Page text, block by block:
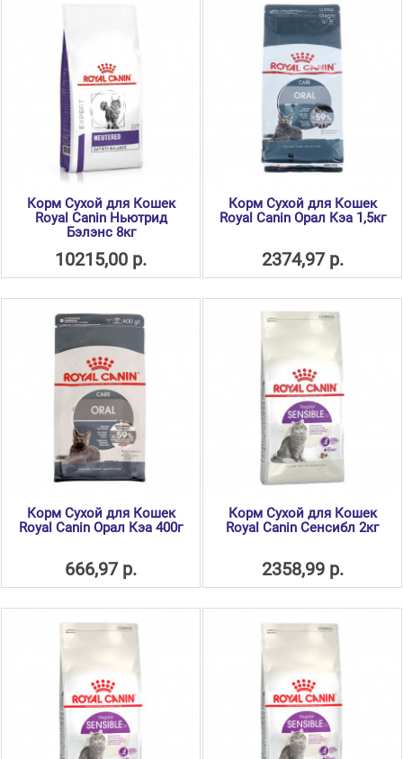
Корм Сухой для Кошек
Royal Canin Ньютрид
Бэлэнс 8кг
10215,00 р.
Корм Сухой для Кошек
Royal Canin Орал Кэа 1,5кг
2374,97 р.
Корм Сухой для Кошек
Royal Canin Орал Кэа 400г
666,97 р.
Корм Сухой для Кошек
Royal Canin Сенсибл 2кг
2358,99 р.